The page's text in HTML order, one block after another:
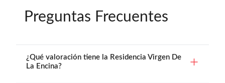
Preguntas Frecuentes
¿Qué valoración tiene la Residencia Virgen De
La Encina?